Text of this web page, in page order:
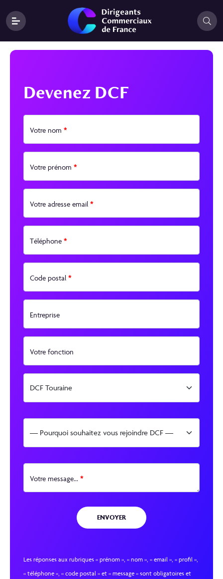
Devenez DCF
Votre nom *
Votre prénom *
Votre adresse email *
Téléphone *
Code postal *
Entreprise
Votre fonction
Votre message... *
Les réponses aux rubriques « prénom », « nom », « email », « profil »,
« téléphone », « code postal » et « message » sont obligatoires et